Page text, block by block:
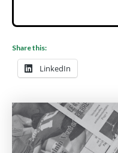
Share this:
LinkedIn